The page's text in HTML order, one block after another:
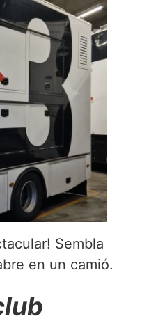
Sembla
en un camió.